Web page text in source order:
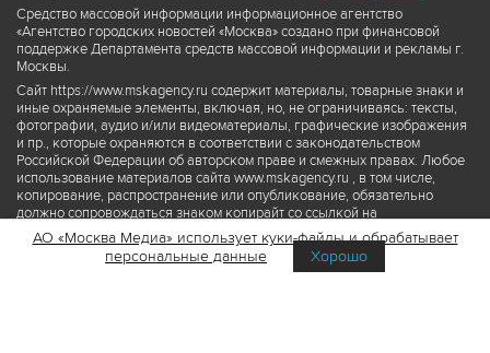
Средство массовой информации информационное агентство
«Агентство городских новостей «Москва» создано при финансовой
поддержке Департамента средств массовой информации и рекламы г.
Москвы.
Сайт https://www.mskagency.ru содержит материалы, товарные знаки и
иные охраняемые элементы, включая, но, не ограничиваясь: тексты,
фотографии, аудио и/или видеоматериалы, графические изображения
и пр., которые охраняются в соответствии с законодательством
Российской Федерации об авторском праве и смежных правах. Любое
использование материалов сайта www.mskagency.ru , в том числе,
копирование, распространение или опубликование, обязательно
должно сопровождаться знаком копирайт со ссылкой на
правообладателя © АО «Москва Медиа», а также гиперссылкой на сайт
www.mskagency.ru как на первоисточник информации. Переработка
материалов сайта www.mskagency.ru не допускается.
АО «Москва Медиа» использует куки-файлы и обрабатывает
персональные данные
Хорошо